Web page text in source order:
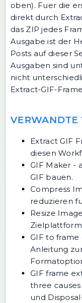
oben). Fuer die
direkt durch
das ZIP jedes
Ausgabe ist der
Posts auf dieser
Ausgaben sind
nicht
Extract-GIF-
VERWANDTE
Extract GIF
diesen
GIF Maker -
GIF bauen.
Compress
reduzieren
Resize Image
Zielplattform
GIF to frame
Anleitung
GIF frame
three causes
und